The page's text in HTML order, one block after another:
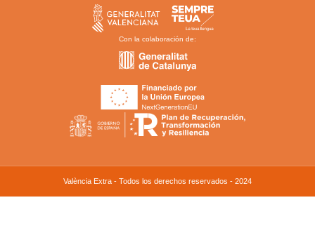
Con la colaboración de:
València Extra - Todos los derechos reservados - 2024